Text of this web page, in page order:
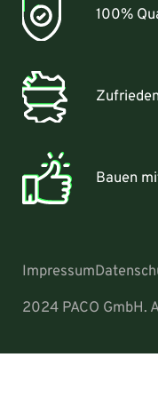
100%
Bauen
Impressum
2024 PACO GmbH.